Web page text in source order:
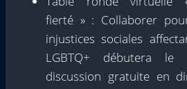
fierté » : Collaborer
injustices sociales
LGBTQ+ débutera le
discussion gratuite en